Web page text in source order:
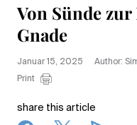
Von Sünde
Gnade
Januar 15, 2025
Author:
Print
share this article